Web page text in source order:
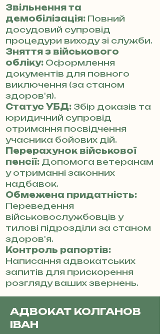
Звільнення та
демобілізація: Повний
досудовий супровід
процедури виходу зі служби.
Зняття з військового
обліку: Оформлення
документів для повного
виключення (за станом
здоров'я).
Статус УБД: Збір доказів та
юридичний супровід
отримання посвідчення
учасника бойових дій.
Перерахунок військової
пенсії: Допомога ветеранам
у отриманні законних
надбавок.
Обмежена придатність:
Переведення
військовослужбовців у
тилові підрозділи за станом
здоров'я.
Контроль рапортів:
Написання адвокатських
запитів для прискорення
розгляду ваших звернень.
АДВОКАТ КОЛГАНОВ
ІВАН